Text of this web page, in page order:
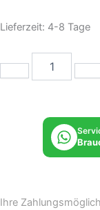
Lieferzeit: 4-8 Tage
Abdeckung
Beton-
Optik
Ihre